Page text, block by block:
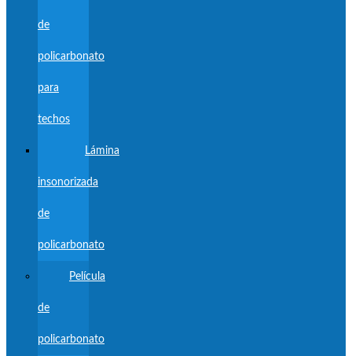
de
policarbonato
para
techos
Lámina
insonorizada
de
policarbonato
Película
de
policarbonato